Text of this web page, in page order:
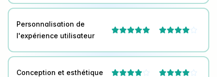
Personnalisation de
l'expérience utilisateur
 
Conception et esthétique  